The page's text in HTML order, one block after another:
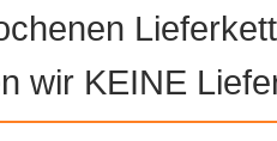
wir KEINE